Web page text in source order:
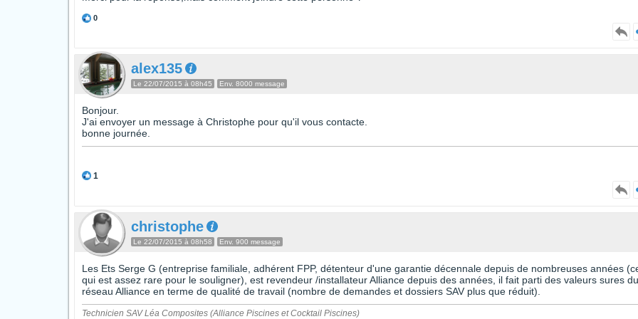
0
alex135
Le 22/07/2015 à 08h45 Env. 8000 message
Bonjour.
J'ai envoyer un message à Christophe pour qu'il vous contacte.
bonne journée.
1
christophe
Le 22/07/2015 à 08h58 Env. 900 message
Les Ets Serge G (entreprise familiale, adhérent FPP, détenteur d'une garantie décennale depuis de nombreuses années
qui est assez rare pour le souligner), est revendeur /installateur Alliance depuis des années, il fait parti des valeurs sures du
réseau Alliance en terme de qualité de travail (nombre de demandes et dossiers SAV plus que réduit).
Technicien SAV Léa Composites (Alliance Piscines et Cocktail Piscines)